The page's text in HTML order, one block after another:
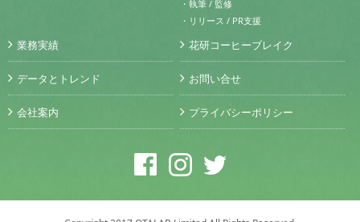
・執筆 / 監修
・リリース / PR支援
業務実績
データとトレンド
会社案内
花研コーヒーブレイク
お問い合せ
プライバシーポリシー